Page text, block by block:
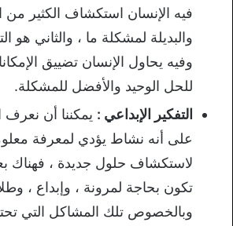
فيه الإنسان استكشاف الكثير من
والبديلة لمشكلة ما ، والثاني هو
وفيه يحاول الإنسان تضييق
للحل الوحيد والأفضل للمشكلة.
التفكير الإبداعي : يمكننا أن نعرف
على أنه نشاط يؤدي لمعرفة
لاستكشاف حلول جديدة ، فهناك
تكون بحاجة لمرونة ، وإبداع ،
وبالخصوص تلك المشاكل التي